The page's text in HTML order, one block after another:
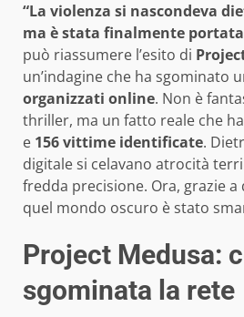
“La violenza si nascondeva
ma è stata finalmente
può riassumere l’esito di
un’indagine che ha sgominato
organizzati online. Non è
thriller, ma un fatto reale che
e 156 vittime identificate.
digitale si celavano atrocità
fredda precisione. Ora, grazie
quel mondo oscuro è stato
Project Medusa:
sgominata la rete